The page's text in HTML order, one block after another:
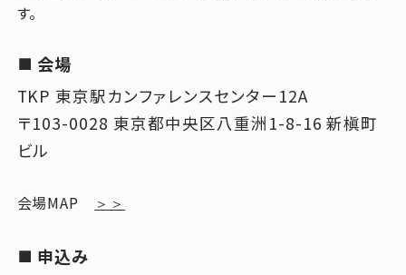
す。
会場
TKP 東京駅カンファレンスセンター12A
〒103-0028 東京都中央区八重洲1-8-16 新槇町
ビル
会場MAP ＞＞
申込み